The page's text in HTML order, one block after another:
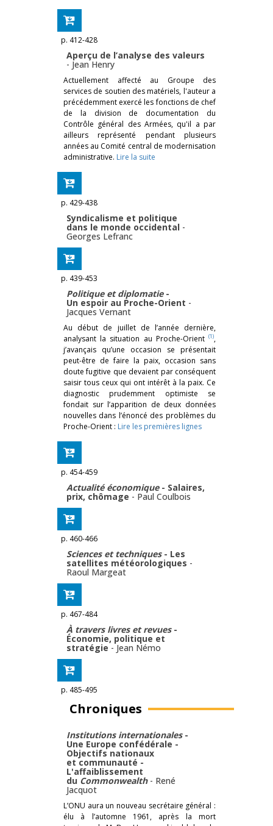
p. 412-428
Aperçu de l’analyse des valeurs
- Jean Henry
Actuellement affecté au Groupe des
services de soutien des matériels, l'auteur a
précédemment exercé les fonctions de chef
de la division de documentation du
Contrôle général des Armées, qu'il a par
ailleurs représenté pendant plusieurs
années au Comité central de modernisation
administrative. Lire la suite
p. 429-438
Syndicalisme et politique
dans le monde occidental -
Georges Lefranc
p. 439-453
Politique et diplomatie-
Un espoir au Proche-Orient -
Jacques Vernant
Au début de juillet de l’année dernière,
analysant la situation au Proche-Orient (1),
j’avançais qu’une occasion se présentait
peut-être de faire la paix, occasion sans
doute fugitive que devaient par conséquent
saisir tous ceux qui ont intérêt à la paix. Ce
diagnostic prudemment optimiste se
fondait sur l’apparition de deux données
nouvelles dans l’énoncé des problèmes du
Proche-Orient : Lire les premières lignes
p. 454-459
Actualité économique- Salaires,
prix, chômage - Paul Coulbois
p. 460-466
Sciences et techniques- Les
satellites météorologiques -
Raoul Margeat
p. 467-484
À travers livres et revues -
Économie, politique et
stratégie -Jean Némo
p. 485-495
Chroniques
Institutions internationales -
Une Europe confédérale -
Objectifs nationaux
et communauté -
L'affaiblissement
du Commonwealth - René
Jacquot
L’ONU aura un nouveau secrétaire général :
élu à l’automne 1961, après la mort